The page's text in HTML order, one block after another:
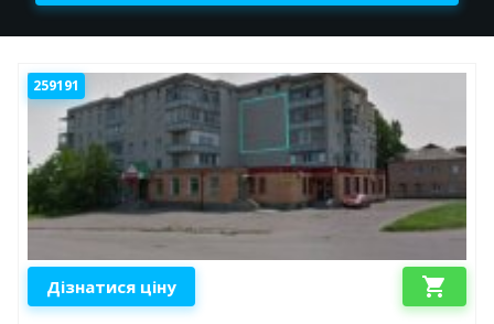
259191
Дізнатися ціну shopping_cart